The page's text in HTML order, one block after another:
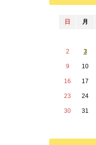
日 月
2 3
9 10
16 17
23 24
30 31